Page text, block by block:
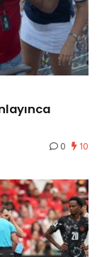
0 10